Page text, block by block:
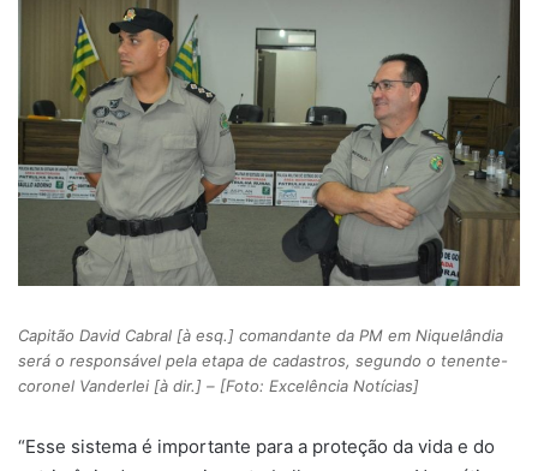
Capitão David Cabral [à esq.] comandante da PM em Niquelândia
será o responsável pela etapa de cadastros, segundo o tenente-
coronel Vanderlei [à dir.] – [Foto: Excelência Notícias]
“Esse sistema é importante para a proteção da vida e do